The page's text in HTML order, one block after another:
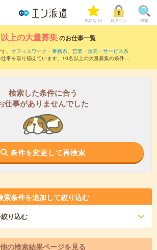
気になる! ログイン 検索
上の大量募集のお仕事一覧
。 オフィスワーク・事務系、 営業・販売・サービス系
事を取り揃えています。10名以上の大量募集の条件の
検索した条件に合う
仕事がありませんでした
条件を変更して再検索
索条件を追加して絞り込む
り込む
他の検索結果ページを見る